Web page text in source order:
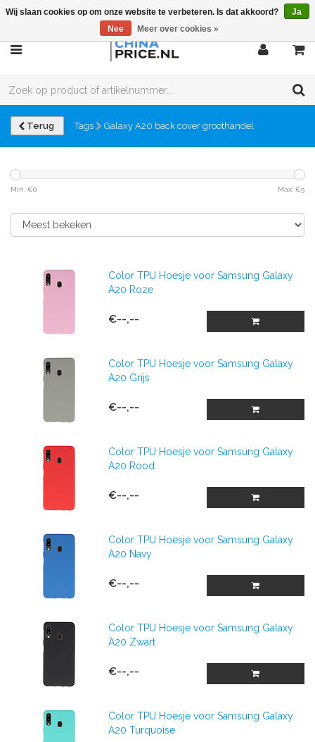
Terug Tags Galaxy A20 back cover groothandel
Min: €0 Max: €5
Color TPU Hoesje voor Samsung Galaxy
A20 Roze
€--,--
Color TPU Hoesje voor Samsung Galaxy
A20 Grijs
€--,--
Color TPU Hoesje voor Samsung Galaxy
A20 Rood
€--,--
Color TPU Hoesje voor Samsung Galaxy
A20 Navy
€--,--
Color TPU Hoesje voor Samsung Galaxy
A20 Zwart
€--,--
Color TPU Hoesje voor Samsung Galaxy
A20 Turquoise
Wij slaan cookies op om onze website te verbeteren. Is dat akkoord?
Ja
Nee
Meer over cookies »